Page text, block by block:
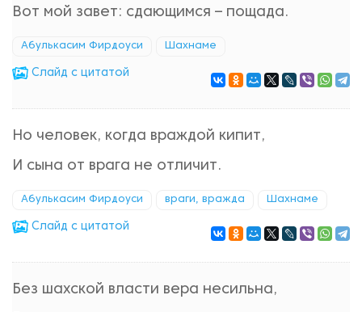
Вот мой завет: сдающимся – пощада.
Абулькасим Фирдоуси Шахнаме
Cлайд с цитатой
Но человек, когда враждой кипит,
И сына от врага не отличит.
Абулькасим Фирдоуси враги, вражда Шахнаме
Cлайд с цитатой
Без шахской власти вера несильна,